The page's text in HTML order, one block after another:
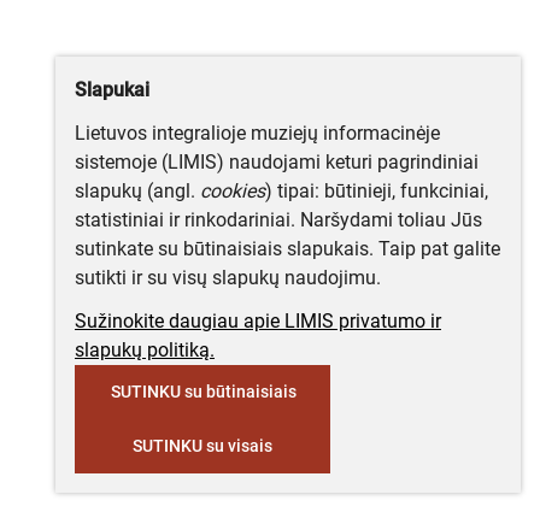
Slapukai
Lietuvos integralioje muziejų informacinėje
sistemoje (LIMIS) naudojami keturi pagrindiniai
slapukų (angl. cookies) tipai: būtinieji, funkciniai,
statistiniai ir rinkodariniai. Naršydami toliau Jūs
sutinkate su būtinaisiais slapukais. Taip pat galite
sutikti ir su visų slapukų naudojimu.
Sužinokite daugiau apie LIMIS privatumo ir
slapukų politiką.
SUTINKU su būtinaisiais
SUTINKU su visais